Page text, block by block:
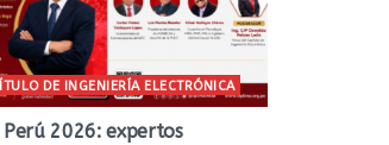
DE INGENIERÍA ELECTRÓNICA
Perú 2026: expertos